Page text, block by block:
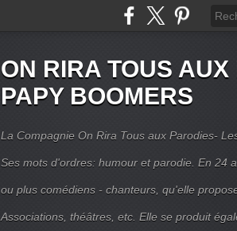
ON RIRA TOUS
PAPY BOOMERS
La Compagnie On Rira Tous aux Parodies-
Ses mots d'ordres: humour et parodie. En 24
ou plus comédiens - chanteurs, qu'elle
Associations, théâtres, etc. Elle se produit